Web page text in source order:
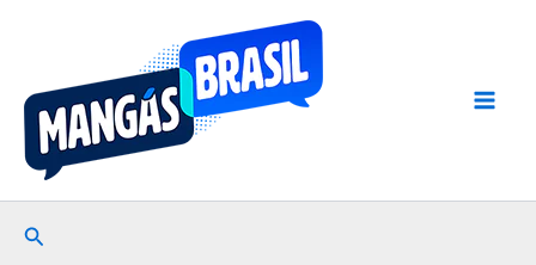
conteúdo
Pesquisar